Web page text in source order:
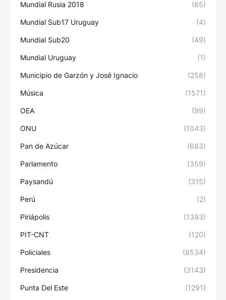
Mundial Rusia 2018 (65)
Mundial Sub17 Uruguay (4)
Mundial Sub20 (49)
Mundial Uruguay (1)
Municipio de Garzón y José Ignacio (258)
Música (1571)
OEA (99)
ONU (1043)
Pan de Azúcar (683)
Parlamento (359)
Paysandú (315)
Perú (2)
Piriápolis (1393)
PIT-CNT (120)
Policiales (8534)
Presidencia (3143)
Punta Del Este (1291)